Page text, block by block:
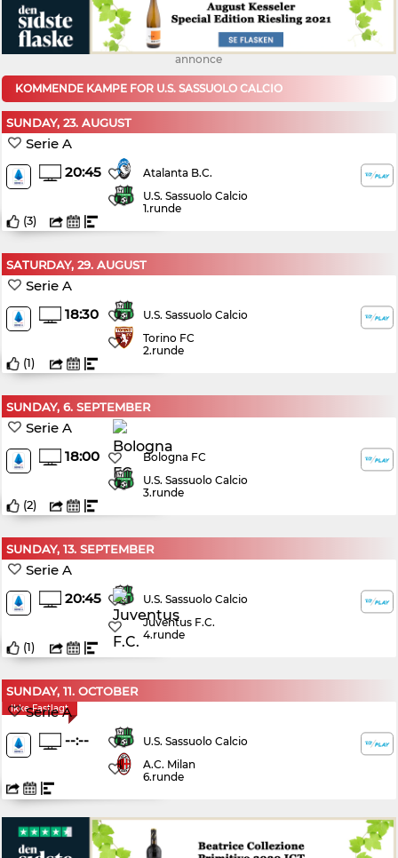
annonce
KOMMENDE KAMPE FOR U.S. SASSUOLO CALCIO
SUNDAY, 23. AUGUST
Serie A
20:45
Atalanta B.C.
U.S. Sassuolo Calcio
1.runde
(3)
SATURDAY, 29. AUGUST
Serie A
18:30
U.S. Sassuolo Calcio
Torino FC
2.runde
(1)
SUNDAY, 6. SEPTEMBER
Serie A
18:00
Bologna FC
U.S. Sassuolo Calcio
3.runde
(2)
SUNDAY, 13. SEPTEMBER
Serie A
20:45
U.S. Sassuolo Calcio
Juventus F.C.
4.runde
(1)
SUNDAY, 11. OCTOBER
Ikke Fastlagt
Serie A
--:--
U.S. Sassuolo Calcio
A.C. Milan
6.runde